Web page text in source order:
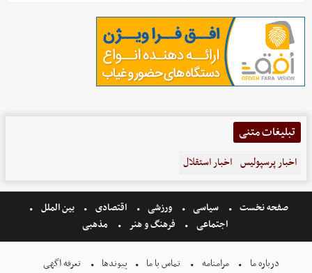
تبلیغات متنی
اخبار پرسپولیس اخبار استقلال
صفحه نخست سیاسی ورزشی اقتصادی
بین الملل
اجتماعی
فرهنگ و هنر مذهبی
درباره ما مرامنامه تماس با ما پیوندها تعرفه اگهی